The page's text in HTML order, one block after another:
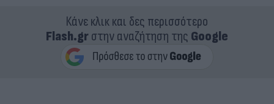
Κάνε κλικ και δες περισσότερο
Flash.grστην αναζήτηση της Google